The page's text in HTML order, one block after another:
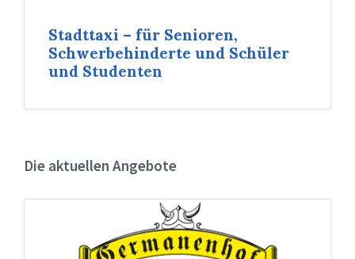
Stadttaxi – für Senioren,
Schwerbehinderte und Schüler
und Studenten
Die aktuellen Angebote